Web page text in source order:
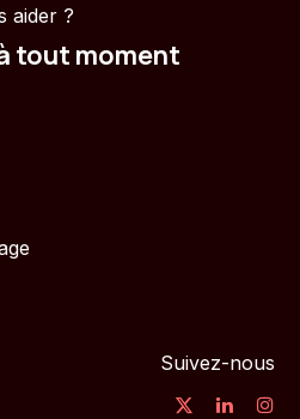
aider ?
tout moment
Suivez-nous